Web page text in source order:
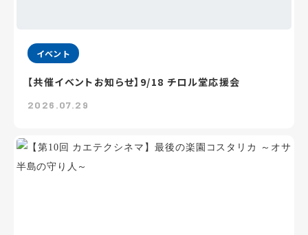
イベント
【共催イベントお知らせ】9/18 チロル堂応援会
2026.07.29